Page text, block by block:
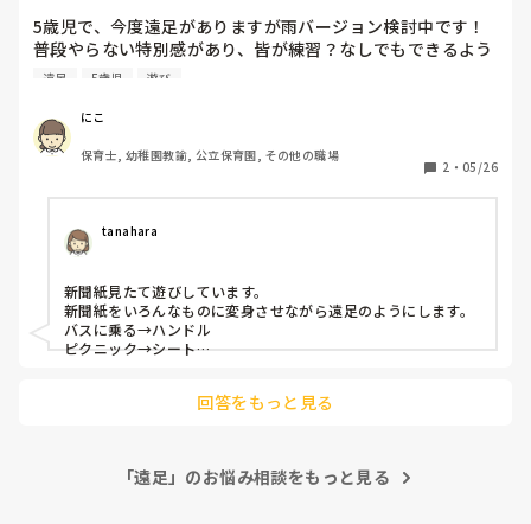
5歳児で、今度遠足がありますが雨バージョン検討中です！
普段やらない特別感があり、皆が練習？なしでもできるよう
なゲームはありませんか？
児向けのゲームも知りたいです！
人数は40人弱です！園内のホールが使えます！ピアノやマッ
ト、ボール、積み木室内用鉄棒などあります！
遠足 5歳児 遊び
にこ
保育士, 幼稚園教諭, 公立保育園, その他の職場
2 ・ 05/26
tanahara
新聞紙見たて遊びしています。
新聞紙をいろんなものに変身させながら遠足のようにします。
バスに乗る→ハンドル
ピクニック→シート
いくらでも膨らませられるので楽しいですよ！
回答をもっと見る
「遠足」のお悩み相談をもっと見る